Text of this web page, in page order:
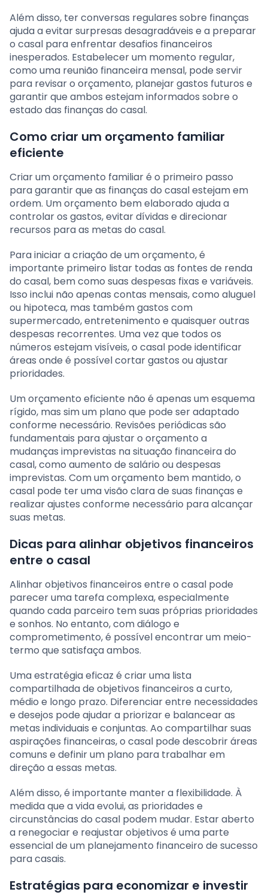
Além disso, ter conversas regulares sobre finanças
ajuda a evitar surpresas desagradáveis e a preparar
o casal para enfrentar desafios financeiros
inesperados. Estabelecer um momento regular,
como uma reunião financeira mensal, pode servir
para revisar o orçamento, planejar gastos futuros e
garantir que ambos estejam informados sobre o
estado das finanças do casal.
Como criar um orçamento familiar
eficiente
Criar um orçamento familiar é o primeiro passo
para garantir que as finanças do casal estejam em
ordem. Um orçamento bem elaborado ajuda a
controlar os gastos, evitar dívidas e direcionar
recursos para as metas do casal.
Para iniciar a criação de um orçamento, é
importante primeiro listar todas as fontes de renda
do casal, bem como suas despesas fixas e variáveis.
Isso inclui não apenas contas mensais, como aluguel
ou hipoteca, mas também gastos com
supermercado, entretenimento e quaisquer outras
despesas recorrentes. Uma vez que todos os
números estejam visíveis, o casal pode identificar
áreas onde é possível cortar gastos ou ajustar
prioridades.
Um orçamento eficiente não é apenas um esquema
rígido, mas sim um plano que pode ser adaptado
conforme necessário. Revisões periódicas são
fundamentais para ajustar o orçamento a
mudanças imprevistas na situação financeira do
casal, como aumento de salário ou despesas
imprevistas. Com um orçamento bem mantido, o
casal pode ter uma visão clara de suas finanças e
realizar ajustes conforme necessário para alcançar
suas metas.
Dicas para alinhar objetivos financeiros
entre o casal
Alinhar objetivos financeiros entre o casal pode
parecer uma tarefa complexa, especialmente
quando cada parceiro tem suas próprias prioridades
e sonhos. No entanto, com diálogo e
comprometimento, é possível encontrar um meio-
termo que satisfaça ambos.
Uma estratégia eficaz é criar uma lista
compartilhada de objetivos financeiros a curto,
médio e longo prazo. Diferenciar entre necessidades
e desejos pode ajudar a priorizar e balancear as
metas individuais e conjuntas. Ao compartilhar suas
aspirações financeiras, o casal pode descobrir áreas
comuns e definir um plano para trabalhar em
direção a essas metas.
Além disso, é importante manter a flexibilidade. À
medida que a vida evolui, as prioridades e
circunstâncias do casal podem mudar. Estar aberto
a renegociar e reajustar objetivos é uma parte
essencial de um planejamento financeiro de sucesso
para casais.
Estratégias para economizar e investir